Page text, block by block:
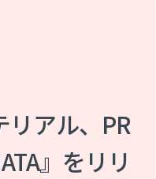
リアル、PR
』をリリ